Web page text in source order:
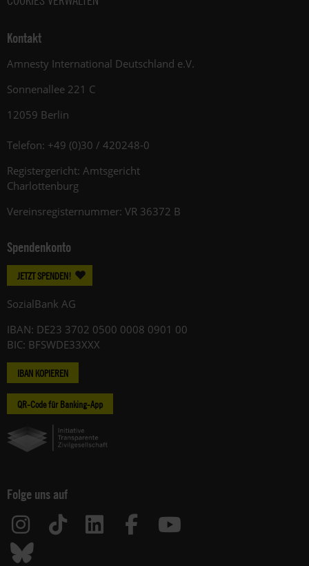
Kontakt
Amnesty International Deutschland e.V.
Sonnenallee 221 C
12059 Berlin
Telefon: +49 (0)30 / 420248-0
Registergericht: Amtsgericht
Charlottenburg
Vereinsregisternummer: VR 36372 B
Spendenkonto
JETZT SPENDEN!
SozialBank AG
IBAN: DE23 3702 0500 0008 0901 00
BIC: BFSWDE33XXX
IBAN KOPIEREN
QR-Code für Banking-App
Folge uns auf